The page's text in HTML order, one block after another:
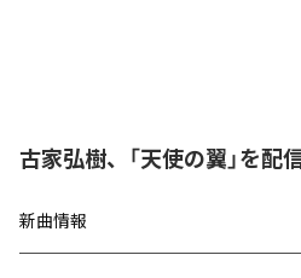
古家弘樹、「天使の翼」を配
新曲情報